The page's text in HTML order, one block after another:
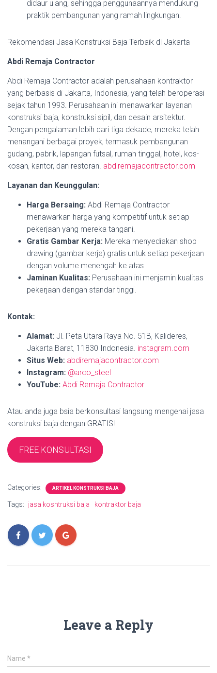
didaur ulang, sehingga penggunaannya mendukung
praktik pembangunan yang ramah lingkungan.
Rekomendasi Jasa Konstruksi Baja Terbaik di Jakarta
Abdi Remaja Contractor
Abdi Remaja Contractor adalah perusahaan kontraktor
yang berbasis di Jakarta, Indonesia, yang telah beroperasi
sejak tahun 1993. Perusahaan ini menawarkan layanan
konstruksi baja, konstruksi sipil, dan desain arsitektur.
Dengan pengalaman lebih dari tiga dekade, mereka telah
menangani berbagai proyek, termasuk pembangunan
gudang, pabrik, lapangan futsal, rumah tinggal, hotel, kos-
kosan, kantor, dan restoran. abdiremajacontractor.com
Layanan dan Keunggulan:
Harga Bersaing: Abdi Remaja Contractor
menawarkan harga yang kompetitif untuk setiap
pekerjaan yang mereka tangani.
Gratis Gambar Kerja: Mereka menyediakan shop
drawing (gambar kerja) gratis untuk setiap pekerjaan
dengan volume menengah ke atas.
Jaminan Kualitas: Perusahaan ini menjamin kualitas
pekerjaan dengan standar tinggi.
Kontak:
Alamat: Jl. Peta Utara Raya No. 51B, Kalideres,
Jakarta Barat, 11830 Indonesia. instagram.com
Situs Web: abdiremajacontractor.com
Instagram: @arco_steel
YouTube: Abdi Remaja Contractor
Atau anda juga bsia berkonsultasi langsung mengenai jasa
konstruksi baja dengan GRATIS!
FREE KONSULTASI
Categories: ARTIKEL KONSTRUKSI BAJA
Tags: jasa kosntruksi baja kontraktor baja
Leave a Reply
Name *